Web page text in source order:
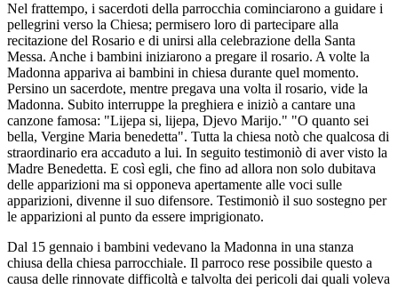
Nel frattempo, i sacerdoti della parrocchia cominciarono a guidare i
pellegrini verso la Chiesa; permisero loro di partecipare alla
recitazione del Rosario e di unirsi alla celebrazione della Santa
Messa. Anche i bambini iniziarono a pregare il rosario. A volte la
Madonna appariva ai bambini in chiesa durante quel momento.
Persino un sacerdote, mentre pregava una volta il rosario, vide la
Madonna. Subito interruppe la preghiera e iniziò a cantare una
canzone famosa: "Lijepa si, lijepa, Djevo Marijo." "O quanto sei
bella, Vergine Maria benedetta". Tutta la chiesa notò che qualcosa di
straordinario era accaduto a lui. In seguito testimoniò di aver visto la
Madre Benedetta. E così egli, che fino ad allora non solo dubitava
delle apparizioni ma si opponeva apertamente alle voci sulle
apparizioni, divenne il suo difensore. Testimoniò il suo sostegno per
le apparizioni al punto da essere imprigionato.
Dal 15 gennaio i bambini vedevano la Madonna in una stanza
chiusa della chiesa parrocchiale. Il parroco rese possibile questo a
causa delle rinnovate difficoltà e talvolta dei pericoli dai quali voleva